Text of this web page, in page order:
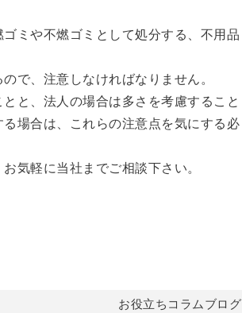
ミや不燃ゴミとして処分する、不用品
で、注意しなければなりません。
と、法人の場合は多さを考慮すること
場合は、これらの注意点を気にする必
気軽に当社までご相談下さい。
お役立ちコラムブログ